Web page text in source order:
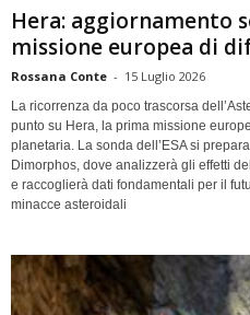
Hera: aggiornamento
missione europea di
Rossana Conte - 15 Luglio 2026
La ricorrenza da poco trascorsa
punto su Hera, la prima missione
planetaria. La sonda dell’ESA si
Dimorphos, dove analizzerà gli effetti
e raccoglierà dati fondamentali per il
minacce asteroidali